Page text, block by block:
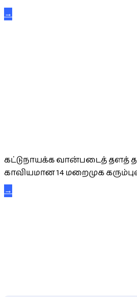
→
கட்டுநாயக்க வான்படைத் தளத்
காவியமான 14 மறைமுக
→